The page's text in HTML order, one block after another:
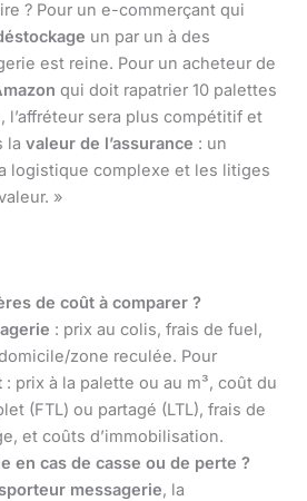
? Pour un e-commerçant qui
un par un à des
est reine. Pour un acheteur de
qui doit rapatrier 10 palettes
l’affréteur sera plus compétitif et
la valeur de l’assurance : un
logistique complexe et les litiges
»
de coût à comparer ?
: prix au colis, frais de fuel,
zone reculée. Pour
: prix à la palette ou au m³, coût du
(FTL) ou partagé (LTL), frais de
et coûts d’immobilisation.
en cas de casse ou de perte ?
messagerie, la